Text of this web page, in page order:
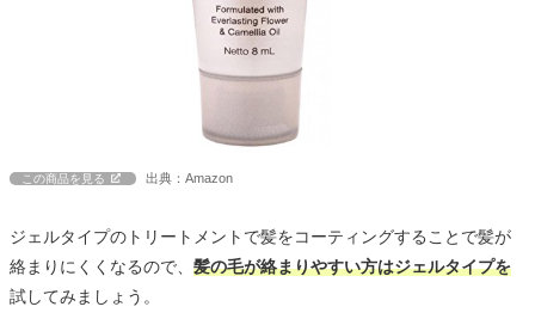
この商品を見る 出典：Amazon
ジェルタイプのトリートメントで髪をコーティングすることで髪が
絡まりにくくなるので、 髪の毛が絡まりやすい方はジェルタイプを
試してみましょう。